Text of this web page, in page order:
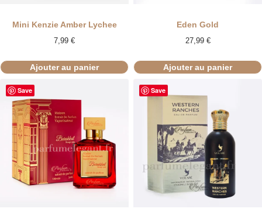
Mini Kenzie Amber Lychee
7,99 €
Ajouter au panier
Eden Gold
27,99 €
Ajouter au panier
Save Save